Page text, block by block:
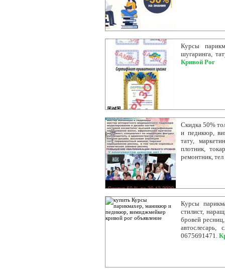
Курсы
шугаринга,
Кривой Рог
Скидка 50%
и педикюр,
тату,
плотник,
ремонтник,
Курсы
стилист,
бровей
автослесарь,
0675691471.